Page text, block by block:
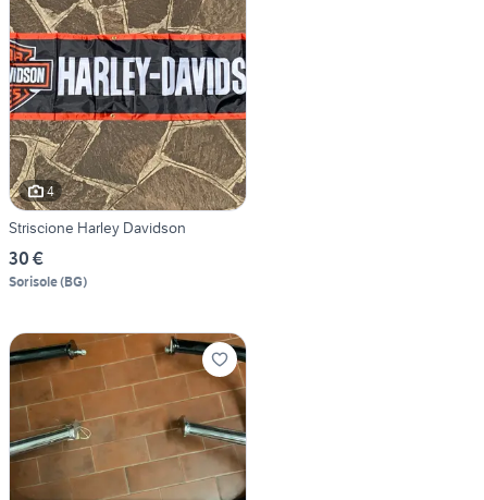
4
Striscione Harley Davidson
30 €
Sorisole(BG)